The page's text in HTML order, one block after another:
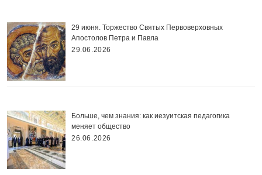
29 июня. Торжество Святых Первоверховных
Апостолов Петра и Павла
29.06.2026
Больше, чем знания: как иезуитская педагогика
меняет общество
26.06.2026